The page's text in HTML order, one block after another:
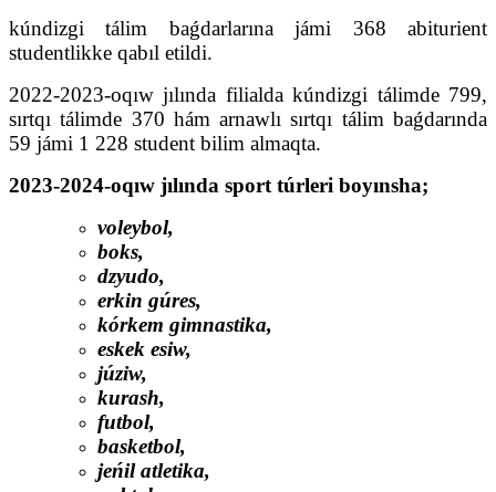
kúndizgi tálim baǵdarlarına jámi 368 abiturient
studentlikke qabıl etildi.
2022-2023-oqıw jılında filialda kúndizgi tálimde 799,
sırtqı tálimde 370 hám arnawlı sırtqı tálim baǵdarında
59 jámi 1 228 student bilim almaqta.
2023-2024-oqıw jılında sport túrleri boyınsha;
voleybol,
boks,
dzyudo,
erkin gúres,
kórkem gimnastika,
eskek esiw,
júziw,
kurash,
futbol,
basketbol,
jeńil atletika,